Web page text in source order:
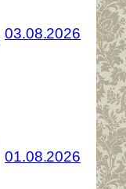
03.08.2026
01.08.2026